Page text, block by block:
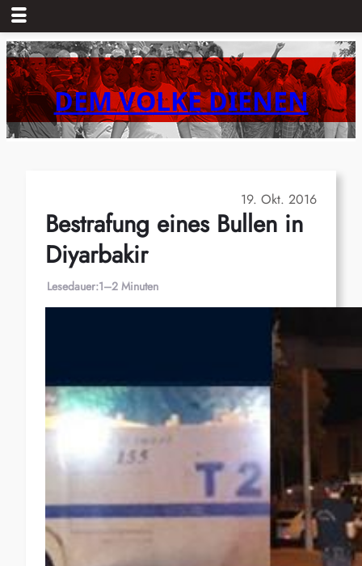
Zum
Inhalt
springenDEM VOLKE DIENEN
19. Okt. 2016
Bestrafung eines Bullen in
Diyarbakir
Lesedauer:1–2 Minuten